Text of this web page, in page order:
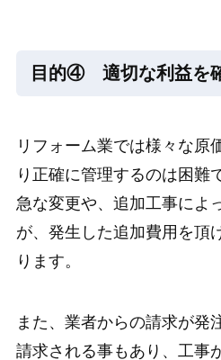
目的④ 適切な利益を
リフォーム業では様々な原
り正確に管理するのは困難
急な変更や、追加工事によ
が、発生した追加費用を頂
ります。
また、業者からの請求が発
請求される事もあり、工事